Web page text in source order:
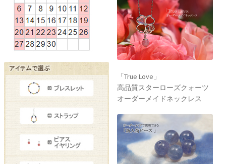
「True Love」
高品質スターローズクォーツ
オーダーメイドネックレス